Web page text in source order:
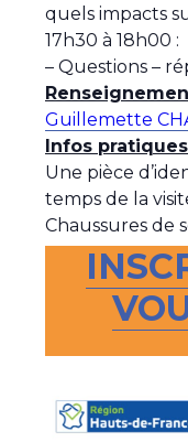
quels impacts
17h30 à 18h00 :
– Questions –
Guillemette
Infos
Une pièce
temps de la
Chaussures de